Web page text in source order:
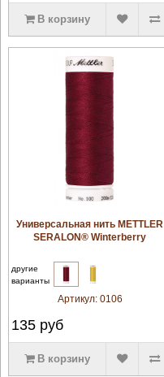
В корзину
увеличить
Универсальная нить METTLER
SERALON® Winterberry
другие
варианты
Артикул: 0106
135руб
В корзину